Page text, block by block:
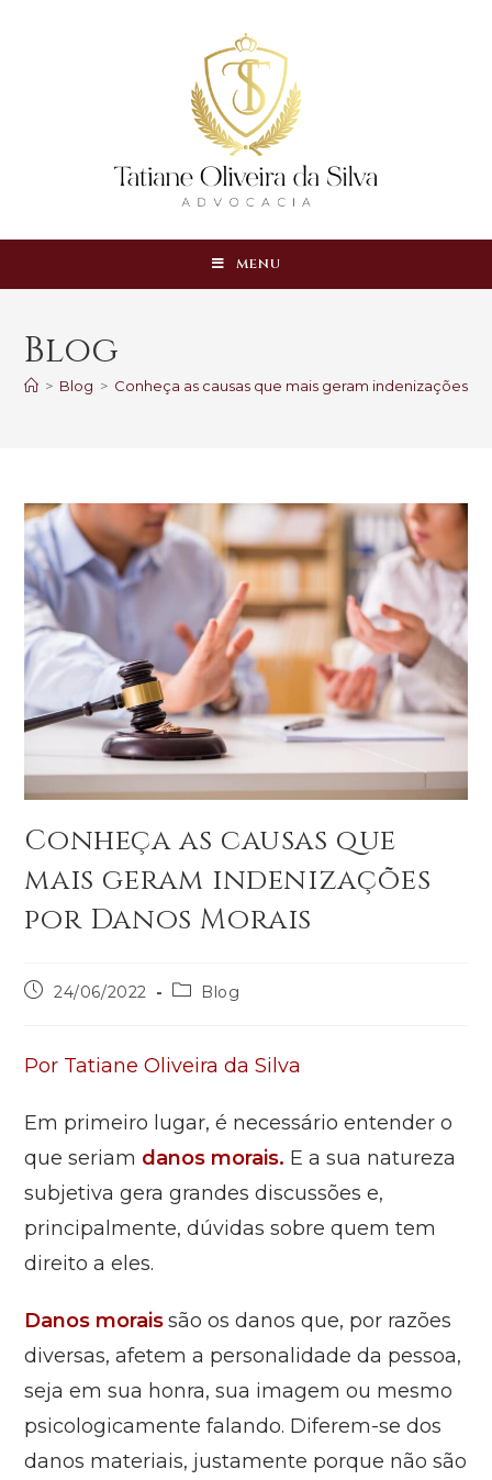
MENU
Blog
> Blog > Conheça as causas que mais geram indenizações
Conheça as causas que
mais geram indenizações
por Danos Morais
24/06/2022 Blog
Por Tatiane Oliveira da Silva
Em primeiro lugar, é necessário entender o
que seriam danos morais. E a sua natureza
subjetiva gera grandes discussões e,
principalmente, dúvidas sobre quem tem
direito a eles.
Danos morais são os danos que, por razões
diversas, afetem a personalidade da pessoa,
seja em sua honra, sua imagem ou mesmo
psicologicamente falando. Diferem-se dos
danos materiais, justamente porque não são